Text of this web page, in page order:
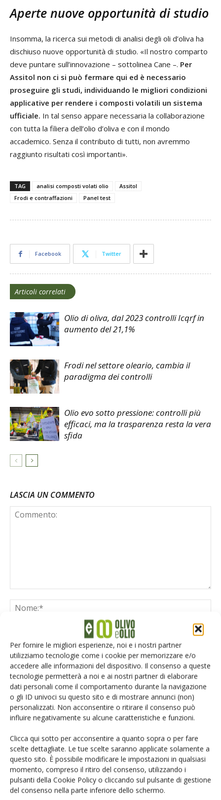
Per fornire le migliori esperienze, noi e i nostri partner
utilizziamo tecnologie come i cookie per memorizzare e/o
accedere alle informazioni del dispositivo. Il consenso a queste
tecnologie permetterà a noi e ai nostri partner di elaborare
dati personali come il comportamento durante la navigazione
o gli ID univoci su questo sito e di mostrare annunci (non)
personalizzati. Non acconsentire o ritirare il consenso può
influire negativamente su alcune caratteristiche e funzioni.
Clicca qui sotto per acconsentire a quanto sopra o per fare
scelte dettagliate. Le tue scelte saranno applicate solamente a
questo sito. È possibile modificare le impostazioni in qualsiasi
momento, compreso il ritiro del consenso, utilizzando i
pulsanti della Cookie Policy o cliccando sul pulsante di gestione
del consenso nella parte inferiore dello schermo.
Aperte nuove opportunità di studio
Insomma, la ricerca sui metodi di analisi degli oli d’oliva ha
dischiuso nuove opportunità di studio. «Il nostro comparto
deve puntare sull’innovazione – sottolinea Cane –. Per
Assitol non ci si può fermare qui ed è necessario
proseguire gli studi, individuando le migliori condizioni
applicative per rendere i composti volatili un sistema
ufficiale. In tal senso appare necessaria la collaborazione
con tutta la filiera dell’olio d’oliva e con il mondo
accademico. Senza il contributo di tutti, non avremmo
raggiunto risultati così importanti».
TAG analisi composti volati olio
Assitol
Frodi e contraffazioni
Panel test
Facebook Twitter
Articoli correlati
Olio di oliva, dal 2023 controlli Icqrf in
aumento del 21,1%
Frodi nel settore oleario, cambia il
paradigma dei controlli
Olio evo sotto pressione: controlli più
efficaci, ma la trasparenza resta la vera
sfida
LASCIA UN COMMENTO
Salva il mio nome, email e sito web in questo browser per la
prossima volta che commento.
E-magazine
Tecniche, prodotti e servizi dalle aziende